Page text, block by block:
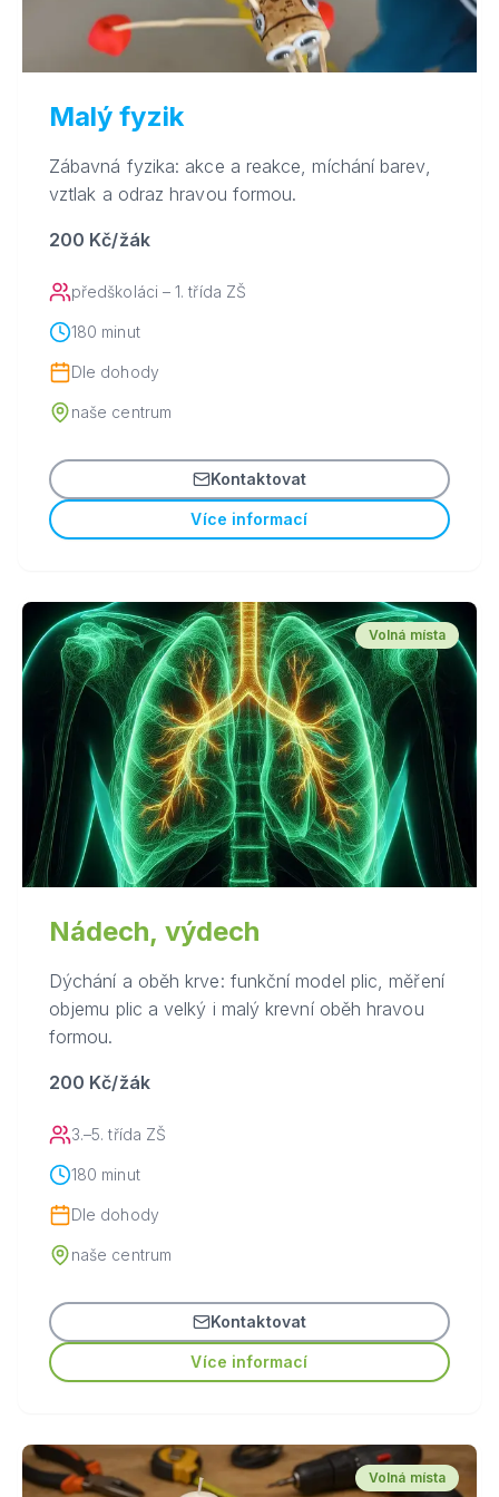
Malý fyzik
Zábavná fyzika: akce a reakce, míchání barev,
vztlak a odraz hravou formou.
200 Kč/žák
předškoláci – 1. třída ZŠ
180 minut
Dle dohody
naše centrum
Kontaktovat
Více informací
Volná místa
Nádech, výdech
Dýchání a oběh krve: funkční model plic, měření
objemu plic a velký i malý krevní oběh hravou
formou.
200 Kč/žák
3.–5. třída ZŠ
180 minut
Dle dohody
naše centrum
Kontaktovat
Více informací
Volná místa